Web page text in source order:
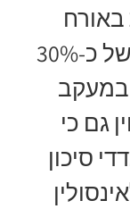
החיים הייתה קשורה לירידה של כ-30%
בסיכון לפתח סוכרת מסוג 2 במעקב
גם כי
סיכון